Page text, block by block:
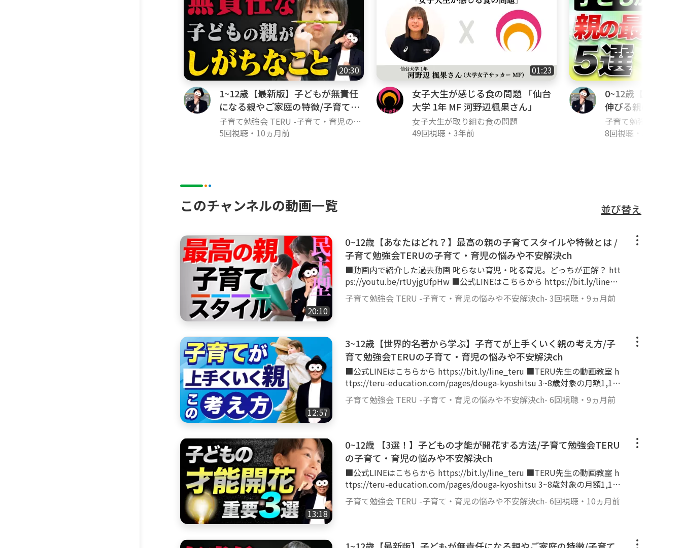
▼どんな動画を投稿していくのか？
このチャンネルでは、様々な角度から、子育て・育児の不安やお悩みを解決することを目的と
していますので、基本は皆さんが子育てや育児の中で悩むこと。不安に思うことにフォーカス
して動画を投稿していきます！ただ、私は幼児教育の先生であり、教育に専門性があるので、
家庭教育や知育などのお悩みに関する動画が少し多くなると思いますが、子どもとの関わり方
や親の心の持ち方なども大切にしているので、色んな面から皆さんの子育て・育児のお悩みと
不安を解消できる動画を投稿していきたいと思います！
20:30
1~12歳【最新版】子どもが無責任
になる親やご家庭の特徴/子育て勉
強会TERUの子育て・育児の悩みや
不安解決ch
子育て勉強会 TERU -子育て・育児の悩
みや不安解決ch-
5回視聴 ・ 10ヵ月前
01:23
女子大生が感じる食の問題 「仙台
大学 1年 MF 河野辺楓果さん」
女子大生が取り組む食の問題
49回視聴 ・ 3年前
0~12歳【子育て
伸びる親の最強
強会TERUの子育
不安解決ch
子育て勉強会 TERU
みや不安解決ch-
8回視聴
このチャンネルの動画一覧 並び替え
20:10
0~12歳【あなたはどれ？】最高の親の子育てスタイルや特徴とは /
子育て勉強会TERUの子育て・育児の悩みや不安解決ch
■動画内で紹介した過去動画 叱らない育児・叱る育児。どっちが正解？ htt
ps://youtu.be/rtUyjgUfpHw ■公式LINEはこちらから https://bit.ly/line_t
eru ■TERU先生の動画教室 https://teru-education.com/pages/douga-ky
oshitsu 3~8歳対象の月額1,100円で始める幼児教育。親子で好きな動画を選
オンラインの教室です！ ご質問・ご相談は各種SNSのDMにお気軽に下さい
ね！もしSNSが難しければ、Goody!TVのコメント欄にご質問下さい😊 ▼T
ERUのSNS等の活動一覧 https://lit.link/terukyoiku ▼このチャンネルは Yo
uTube登録者10万人超(2023年1月時点)の幼児教育講師TERUが、0歳~12歳
の子育てをされている親御さん向けに、子育てや育児、幼児教育、知育、
育脳に関する情報を専門家目線でお届けして、子育て・育児のお悩みや不安
た知識を世の親御さんにお届けし、1人でも多くの方が笑顔で楽しい。そし
て子どももイキイキと成長できる子育てや育児の実現を目的として活動
中。特に教育の専門は年中・年長〜小学校低学年の子どもたち。現在、親
御さん向けの子育てコミュニティも運営中。 お世話になってきた幼児教室
に迷惑をかけないために、SNSやYouTubeではゴーグルをつけて活動をし
ています！見た目はふざけているように見えるかもしれませんが、至って
子育て勉強会 TERU -子育て・育児の悩みや不安解決ch- 3回視聴 ・ 9ヵ月前
12:57
3~12歳【世界的名著から学ぶ】子育てが上手くいく親の考え方/子
育て勉強会TERUの子育て・育児の悩みや不安解決ch
■公式LINEはこちらから https://bit.ly/line_teru ■TERU先生の動画教室 h
ttps://teru-education.com/pages/douga-kyoshitsu 3~8歳対象の月額1,10
0円で始める幼児教育。親子で好きな動画を選び見るだけで、勉強の基礎づ
くり、さらに心の成長ややるべきことを継続する力を育んでいきます！いつ
Goody!TVのコメント欄にご質問下さい😊 ▼TERUのSNS等の活動一覧 http
s://lit.link/terukyoiku ▼このチャンネルは YouTube登録者10万人超(2023
年1月時点)の幼児教育講師TERUが、0歳~12歳の子育てをされている親御さ
ん向けに、子育てや育児、幼児教育、知育、育脳に関する情報を専門家目
線でお届けして、子育て・育児のお悩みや不安を解消していくチャンネルで
す！ ▼TERUのプロフィール 幼児教育講師。これまで1,200人を超える子ど
子育て勉強会 TERU -子育て・育児の悩みや不安解決ch- 6回視聴 ・ 9ヵ月前
13:18
0~12歳 【3選！】子どもの才能が開花する方法/子育て勉強会TERU
の子育て・育児の悩みや不安解決ch
■公式LINEはこちらから https://bit.ly/line_teru ■TERU先生の動画教室 h
ttps://teru-education.com/pages/douga-kyoshitsu 3~8歳対象の月額1,10
0円で始める幼児教育。親子で好きな動画を選び見るだけで、勉強の基礎づ
くり、さらに心の成長ややるべきことを継続する力を育んでいきます！いつ
Goody!TVのコメント欄にご質問下さい😊 ▼TERUのSNS等の活動一覧 http
子育て勉強会 TERU -子育て・育児の悩みや不安解決ch- 6回視聴 ・ 10ヵ月前